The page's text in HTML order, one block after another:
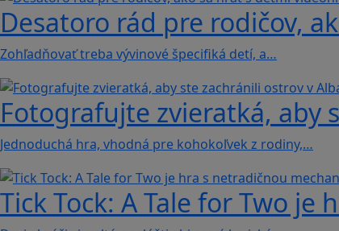
Desatoro rád pre rodičov,
Zohľadňovať treba vývinové špecifiká detí, a…
Fotografujte zvieratká, aby
Jednoduchá hra, vhodná pre kohokoľvek z rodiny,…
Tick Tock: A Tale for Tw‪o